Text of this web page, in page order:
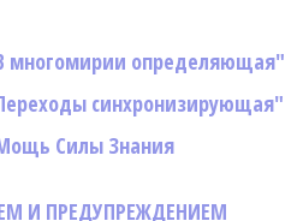
многомирии определяющая"
синхронизирующая"
Силы Знания
И ПРЕДУПРЕЖДЕНИЕМ